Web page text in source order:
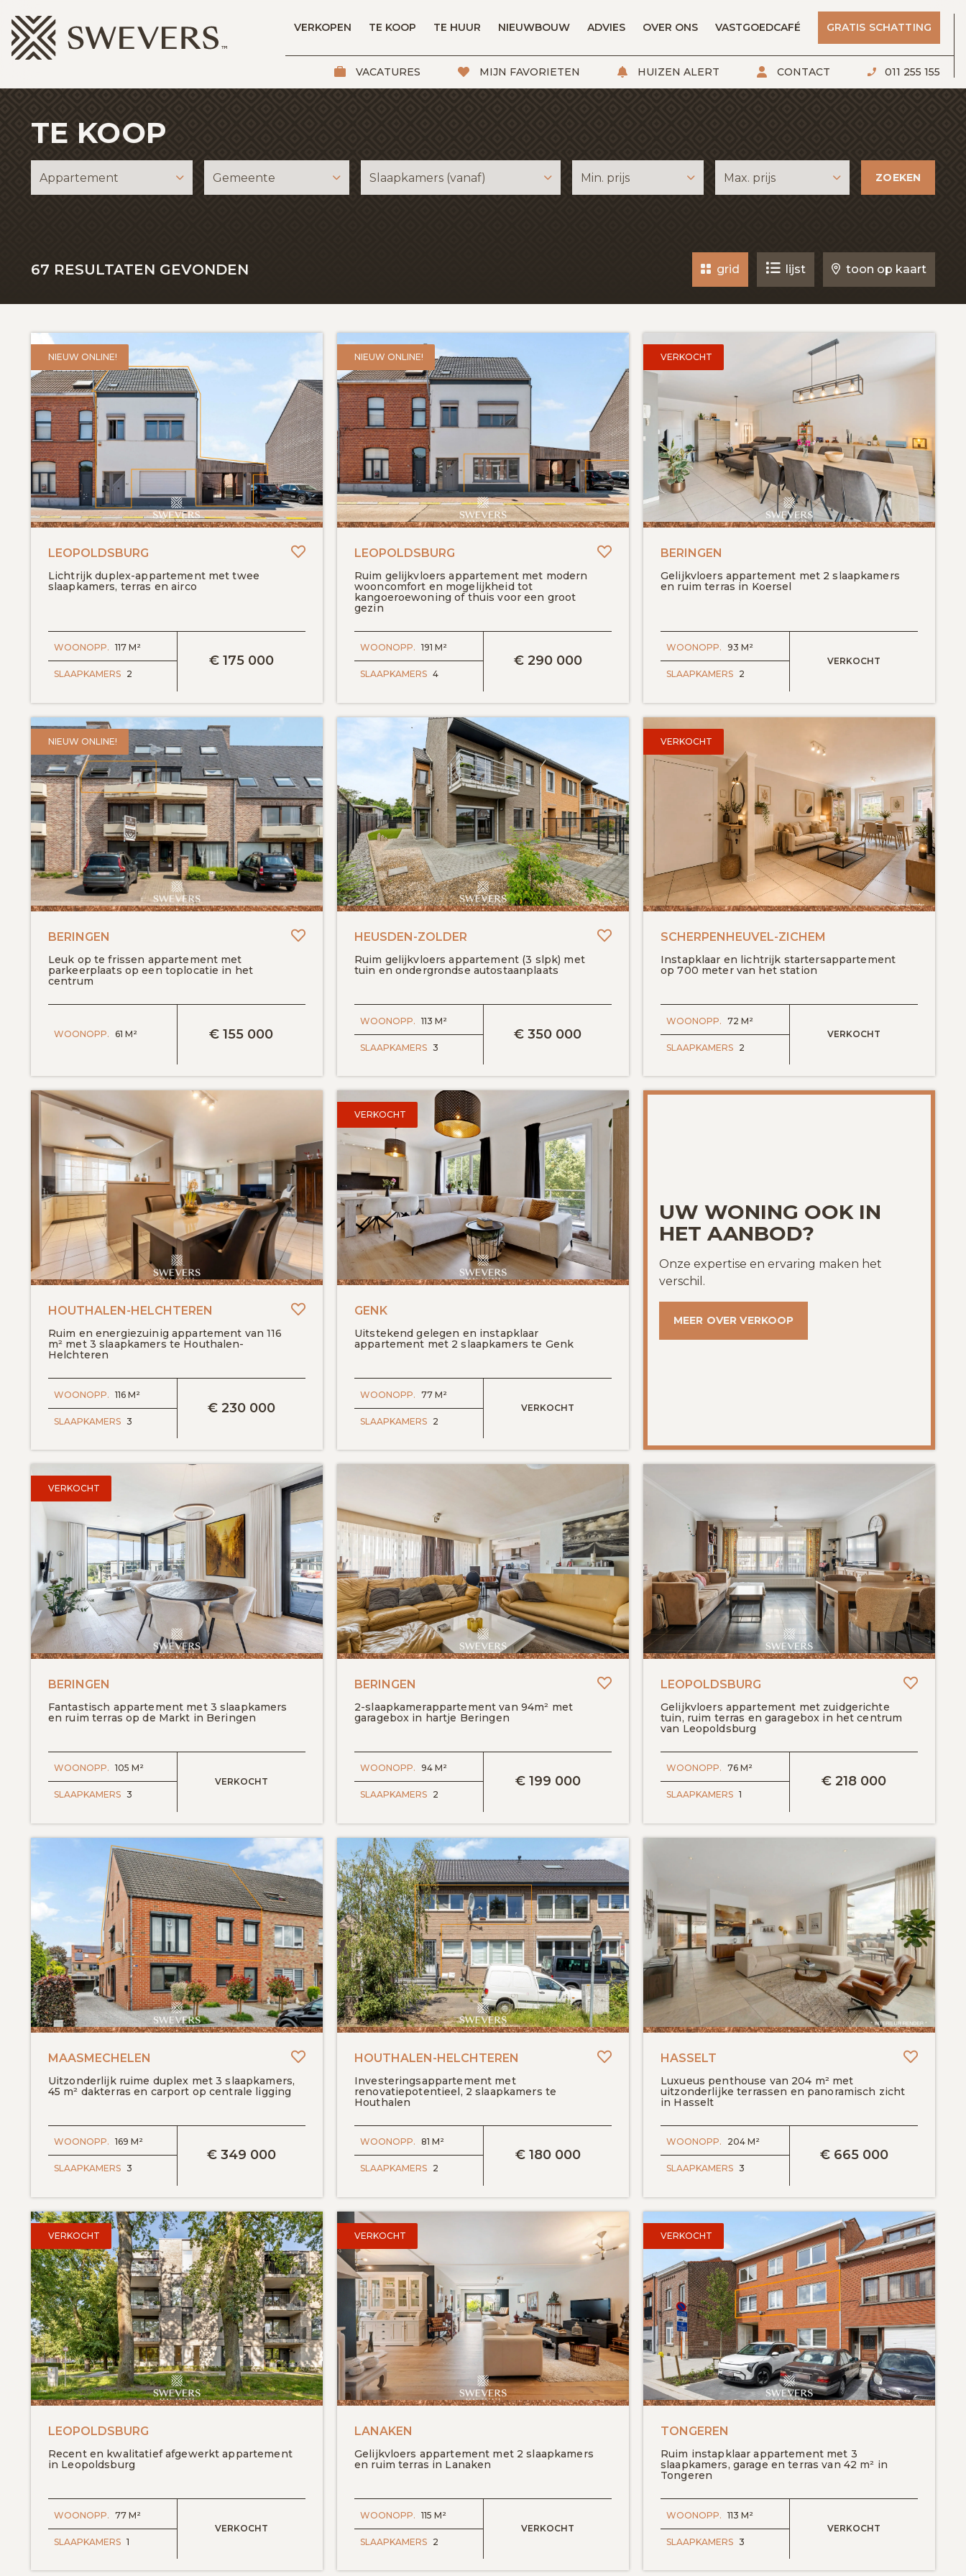
VACATURES MIJN FAVORIETEN HUIZEN ALERT CONTACT 011 255 155
VERKOPEN TE KOOP TE HUUR NIEUWBOUW ADVIES OVER ONS VASTGOEDCAFÉ GRATIS SCHATTING
TE KOOP
Appartement Gemeente Slaapkamers (vanaf) Min. prijs Max. prijs ZOEKEN
67 RESULTATEN GEVONDEN grid lijst toon op kaart
NIEUW ONLINE!
LEOPOLDSBURG
Lichtrijk duplex-appartement met twee
slaapkamers, terras en airco
Toevoegen aan favorieten
€175 000
WOONOPP. 117 M²
SLAAPKAMERS 2
BEKIJK DETAILS
NIEUW ONLINE!
LEOPOLDSBURG
Ruim gelijkvloers appartement met modern
wooncomfort en mogelijkheid tot
kangoeroewoning of thuis voor een groot
gezin
Toevoegen aan favorieten
€290 000
WOONOPP. 191 M²
SLAAPKAMERS 4
BEKIJK DETAILS
VERKOCHT
BERINGEN
Gelijkvloers appartement met 2 slaapkamers
en ruim terras in Koersel
VERKOCHT
WOONOPP. 93 M²
SLAAPKAMERS 2
NIEUW ONLINE!
BERINGEN
Leuk op te frissen appartement met
parkeerplaats op een toplocatie in het
centrum
Toevoegen aan favorieten
€ 155 000
WOONOPP. 61 M²
BEKIJK DETAILS
HEUSDEN-ZOLDER
Ruim gelijkvloers appartement (3 slpk) met
tuin en ondergrondse autostaanplaats
Toevoegen aan favorieten
€ 350 000
WOONOPP. 113 M²
SLAAPKAMERS 3
BEKIJK DETAILS
VERKOCHT
SCHERPENHEUVEL-ZICHEM
Instapklaar en lichtrijk startersappartement
op 700 meter van het station
VERKOCHT
WOONOPP. 72 M²
SLAAPKAMERS 2
HOUTHALEN-HELCHTEREN
Ruim en energiezuinig appartement van 116
m² met 3 slaapkamers te Houthalen-
Helchteren
Toevoegen aan favorieten
€230 000
WOONOPP. 116 M²
SLAAPKAMERS 3
BEKIJK DETAILS
VERKOCHT
GENK
Uitstekend gelegen en instapklaar
appartement met 2 slaapkamers te Genk
VERKOCHT
WOONOPP. 77 M²
SLAAPKAMERS 2
VERKOCHT
BERINGEN
Fantastisch appartement met 3 slaapkamers
en ruim terras op de Markt in Beringen
VERKOCHT
WOONOPP. 105 M²
SLAAPKAMERS 3
BERINGEN
2-slaapkamerappartement van 94m² met
garagebox in hartje Beringen
Toevoegen aan favorieten
€199 000
WOONOPP. 94 M²
SLAAPKAMERS 2
BEKIJK DETAILS
LEOPOLDSBURG
Gelijkvloers appartement met zuidgerichte
tuin, ruim terras en garagebox in het centrum
van Leopoldsburg
€ 218 000
WOONOPP. 76 M²
SLAAPKAMERS 1
BEKIJK DETAILS
MAASMECHELEN
Uitzonderlijk ruime duplex met 3 slaapkamers,
45 m² dakterras en carport op centrale ligging
Toevoegen aan favorieten
€349 000
WOONOPP. 169 M²
SLAAPKAMERS 3
BEKIJK DETAILS
HOUTHALEN-HELCHTEREN
Investeringsappartement met
renovatiepotentieel, 2 slaapkamers te
Houthalen
Toevoegen aan favorieten
€180 000
WOONOPP. 81 M²
SLAAPKAMERS 2
BEKIJK DETAILS
HASSELT
Luxueus penthouse van 204 m² met
uitzonderlijke terrassen en panoramisch zicht
in Hasselt
€665 000
WOONOPP. 204 M²
SLAAPKAMERS 3
BEKIJK DETAILS
VERKOCHT
LEOPOLDSBURG
Recent en kwalitatief afgewerkt appartement
in Leopoldsburg
VERKOCHT
WOONOPP. 77 M²
SLAAPKAMERS 1
VERKOCHT
LANAKEN
Gelijkvloers appartement met 2 slaapkamers
en ruim terras in Lanaken
VERKOCHT
WOONOPP. 115 M²
SLAAPKAMERS 2
VERKOCHT
TONGEREN
Ruim instapklaar appartement met 3
slaapkamers, garage en terras van 42 m² in
Tongeren
VERKOCHT
WOONOPP. 113 M²
SLAAPKAMERS 3
UW WONING OOK IN
HET AANBOD?
Onze expertise en ervaring maken het
verschil.
MEER OVER VERKOOP